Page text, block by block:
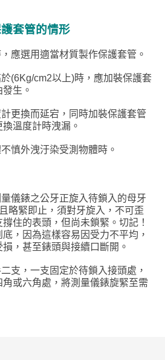
套管的情形
應選用適當材質製作保護套管。
(6Kg/cm2以上)時，應加裝保護套
生。
更換而延宕，同時加裝保護套管
溫度計時洩漏。
慎外洩汙染受測物體時。
儀錶之公牙正旋入待鎖入的母牙
略緊即止，須對牙旋入，不可歪
住的表頭，但尚未鎖緊。切記！
，因為這樣容易因受力不平均，
，甚至錶頭與接續口斷開。
支，一支固定於待鎖入接頭處，
或六角處，將測量儀錶旋緊至需